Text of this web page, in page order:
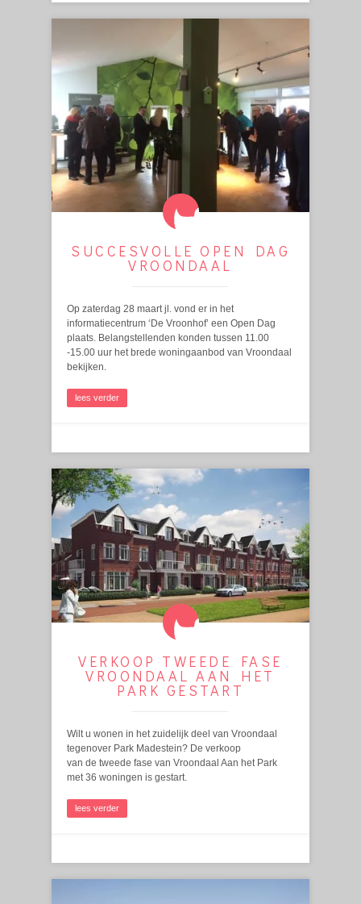
SUCCESVOLLE OPEN DAG
VROONDAAL
Op zaterdag 28 maart jl. vond er in het
informatiecentrum ‘De Vroonhof’ een Open Dag
plaats. Belangstellenden konden tussen 11.00
-15.00 uur het brede woningaanbod van Vroondaal
bekijken.
lees verder
VERKOOP TWEEDE FASE
VROONDAAL AAN HET
PARK GESTART
Wilt u wonen in het zuidelijk deel van Vroondaal
tegenover Park Madestein? De verkoop
van de tweede fase van Vroondaal Aan het Park
met 36 woningen is gestart.
lees verder